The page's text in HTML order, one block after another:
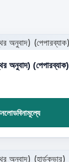
রাসূলের চোখে দুনিয়া (কিতাবুয যুহদ গ্রন্থের অনুবাদ) (পেপারব্যাক)